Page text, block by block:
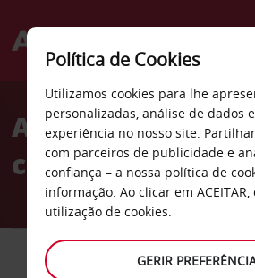
Welcome
AvisAluguer de
carros Karlsruhe
CARRO
Política de Cookies
Utilizamos cookies para lhe
personalizadas, análise de dados
experiência no nosso site.
com parceiros de publicidade e
confiança – a nossa política de
informação. Ao clicar em
utilização de cookies.
GERIR